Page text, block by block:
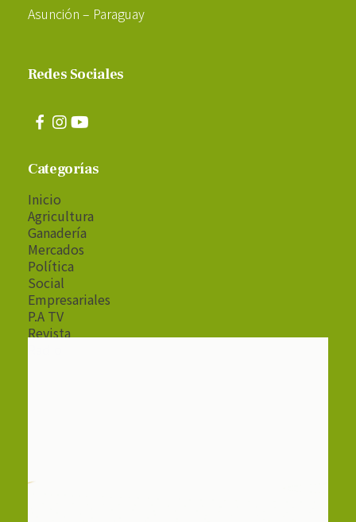
Asunción – Paraguay
Redes Sociales
Categorías
Inicio
Agricultura
Ganadería
Mercados
Política
Social
Empresariales
P.A TV
Revista